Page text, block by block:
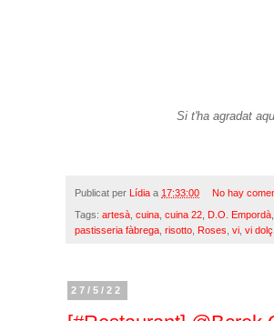
Si t'ha agradat
Publicat per Lídia a 17:33:00 No hay
Tags: artesà cuina cuina 22 D.O. Empordà
pastisseria fàbrega risotto Roses vi vi dolç
27/5/22